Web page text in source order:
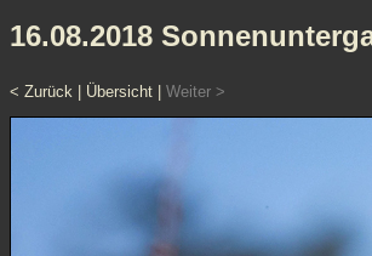
16.08.2018
< Zurück Übersicht Weiter >